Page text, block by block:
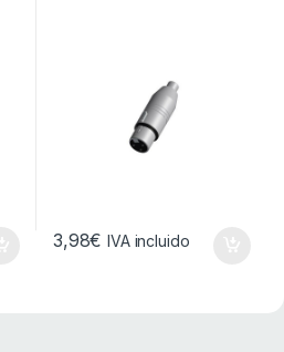
3,98€ IVA incluido